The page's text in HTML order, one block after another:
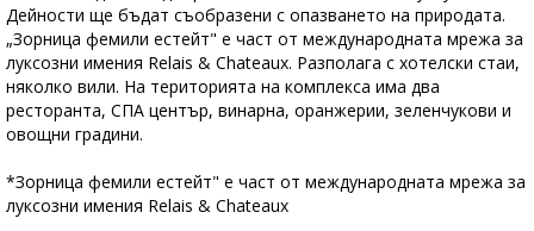
Дейности ще бъдат съобразени с опазването на природата.
„Зорница фемили естейт" е част от международната мрежа за
луксозни имения Relais & Chateaux. Разполага с хотелски стаи,
няколко вили. На територията на комплекса има два
ресторанта, СПА център, винарна, оранжерии, зеленчукови и
овощни градини.
*Зорница фемили естейт" е част от международната мрежа за
луксозни имения Relais & Chateaux